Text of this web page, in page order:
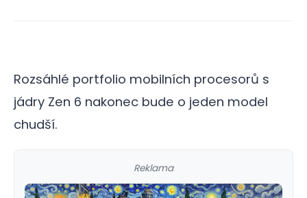
Rozsáhlé portfolio mobilních procesorů s
jádry Zen 6 nakonec bude o jeden model
chudší.
Reklama